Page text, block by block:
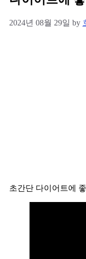
2024년 08월 29일 by
초간단 다이어트에